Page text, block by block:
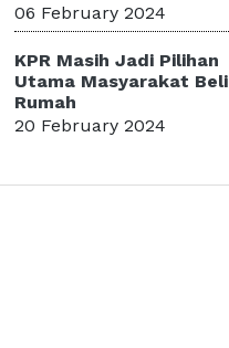
06 February 2024
KPR Masih Jadi Pilihan
Utama Masyarakat Beli
Rumah
20 February 2024